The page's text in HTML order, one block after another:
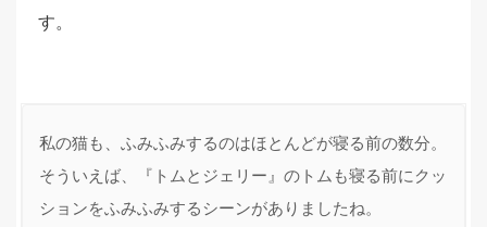
す。
私の猫も、ふみふみするのはほとんどが寝る前の数分。
そういえば、『トムとジェリー』のトムも寝る前にクッ
ションをふみふみするシーンがありましたね。